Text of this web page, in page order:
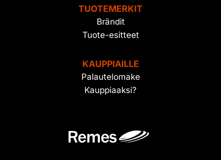
TUOTEMERKIT
Brändit
Tuote-esitteet
KAUPPIAILLE
Palautelomake
Kauppiaaksi?